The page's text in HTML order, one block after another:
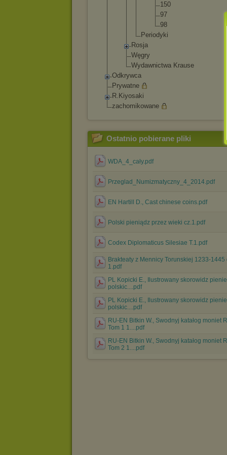
150
97
98
Periodyki
Rosja
Węgry
Wydawnictwa Krause
Odkrywca
Prywatne
R.Kiyosaki
zachomikowane
Ostatnio pobierane pliki
WDA_4_cały.pdf
Przeglad_Numizmatyczny_4_2014.pdf
EN Hartill D., Cast chinese coins.pdf
Polski pieniądz przez wieki cz.1.pdf
Codex Diplomaticus Silesiae T.1.pdf
Brakteaty z Mennicy Torunskiej 1233-1445
1.pdf
PL Kopicki E., Ilustrowany skorowidz
polskic....pdf
PL Kopicki E., Ilustrowany skorowidz
polskic....pdf
RU-EN Bitkin W., Swodnyj katałog moniet
Tom 1 1....pdf
RU-EN Bitkin W., Swodnyj katałog moniet
Tom 2 1....pdf